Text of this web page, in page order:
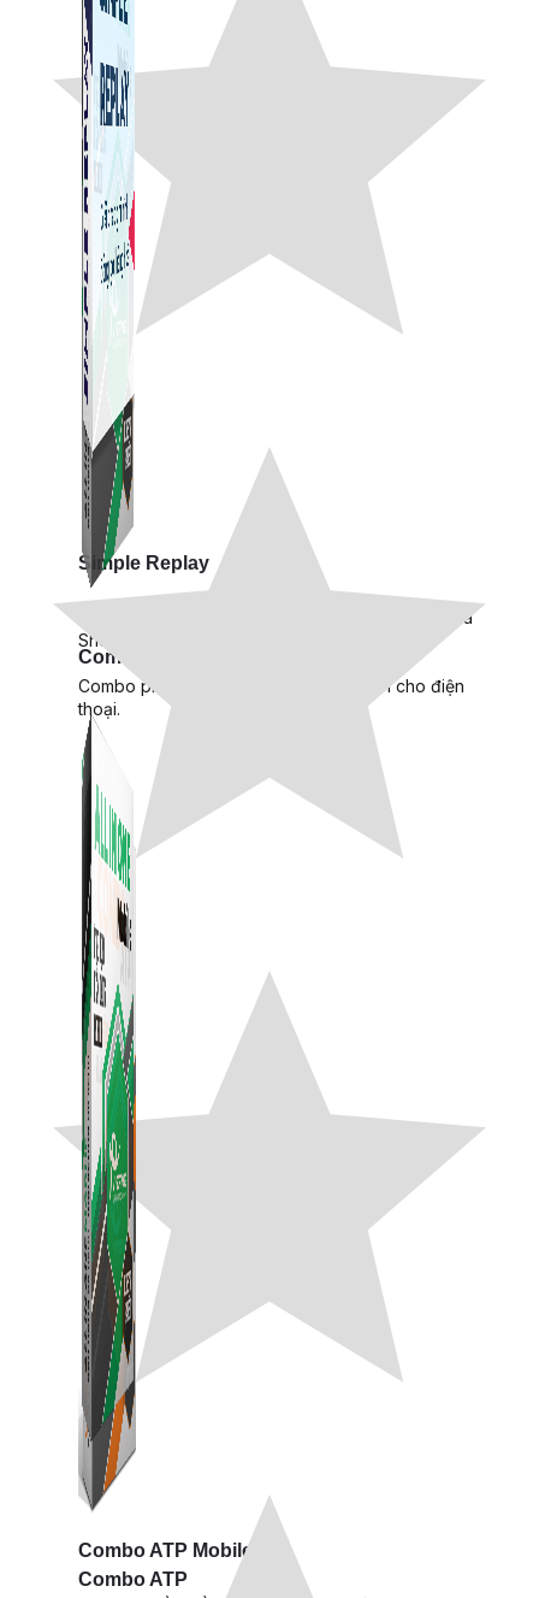
Combo ATP Mobile
Combo phần mềm mềm Marketing dành cho điện
thoại.
Combo ATP
Simple Replay
App ghi hình tự động quy trình đóng gói hàng hoá
Shopee, Lazada, Tiktokshop
Combo ATP Mobile